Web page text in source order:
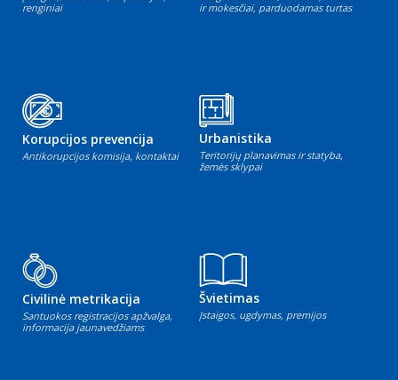
renginiai
ir mokesčiai, parduodamas turtas
Korupcijos prevencija
Antikorupcijos komisija, kontaktai
Urbanistika
Teritorijų planavimas ir statyba,
žemės sklypai
Civilinė metrikacija
Santuokos registracijos apžvalga,
informacija jaunavedžiams
Švietimas
Įstaigos, ugdymas, premijos